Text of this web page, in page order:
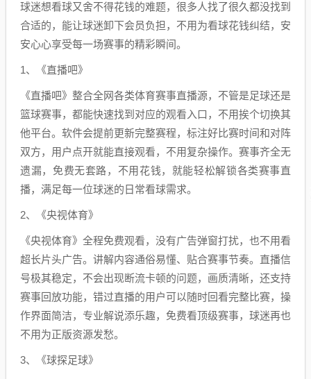
球迷想看球又舍不得花钱的难题，很多人找了很久都没找到
合适的，能让球迷卸下会员负担，不用为看球花钱纠结，安
安心心享受每一场赛事的精彩瞬间。
1、《直播吧》
《直播吧》整合全网各类体育赛事直播源，不管是足球还是
篮球赛事，都能快速找到对应的观看入口，不用挨个切换其
他平台。软件会提前更新完整赛程，标注好比赛时间和对阵
双方，用户点开就能直接观看，不用复杂操作。赛事齐全无
遗漏，免费无套路，不用花钱，就能轻松解锁各类赛事直
播，满足每一位球迷的日常看球需求。
2、《央视体育》
《央视体育》全程免费观看，没有广告弹窗打扰，也不用看
超长片头广告。讲解内容通俗易懂、贴合赛事节奏。直播信
号极其稳定，不会出现断流卡顿的问题，画质清晰，还支持
赛事回放功能，错过直播的用户可以随时回看完整比赛，操
作界面简洁，专业解说添乐趣，免费看顶级赛事，球迷再也
不用为正版资源发愁。
3、《球探足球》